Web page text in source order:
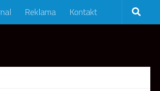
Reklama Kontakt